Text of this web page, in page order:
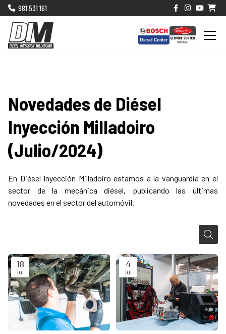
981 531 161
Novedades de Diésel
Inyección Milladoiro
(Julio/2024)
En Diésel Inyección Milladoiro estamos a la vanguardia en el
sector de la mecánica diésel, publicando las últimas
novedades en el sector del automóvil.
18
jul
4
jul